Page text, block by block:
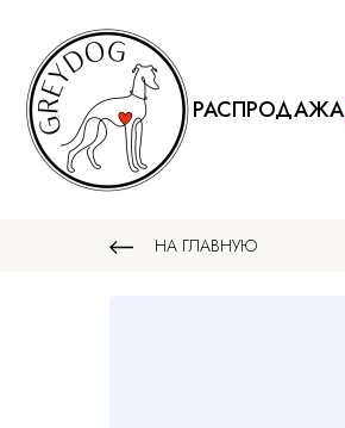
РАСПРОДАЖА
НА ГЛАВНУЮ